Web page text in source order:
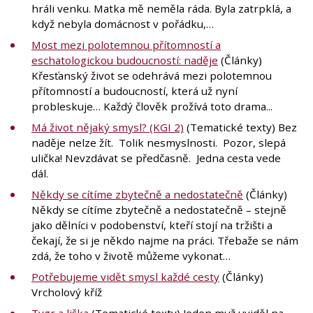
hráli venku. Matka mě neměla ráda. Byla zatrpklá, a
když nebyla domácnost v pořádku,…
Most mezi polotemnou přítomností a
eschatologickou budoucností: naděje (Články)
Křesťanský život se odehrává mezi polotemnou
přítomností a budoucností, která už nyní
probleskuje… Každý člověk prožívá toto drama...
Má život nějaký smysl? (KGI 2) (Tematické texty) Bez
naděje nelze žít. Tolik nesmyslnosti. Pozor, slepá
ulička! Nevzdávat se předčasně. Jedna cesta vede
dál.
Někdy se cítíme zbytečně a nedostatečně (Články)
Někdy se cítíme zbytečně a nedostatečně – stejně
jako dělníci v podobenství, kteří stojí na tržišti a
čekají, že si je někdo najme na práci. Třebaže se nám
zdá, že toho v životě můžeme vykonat…
Potřebujeme vidět smysl každé cesty (Články)
Vrcholový kříž